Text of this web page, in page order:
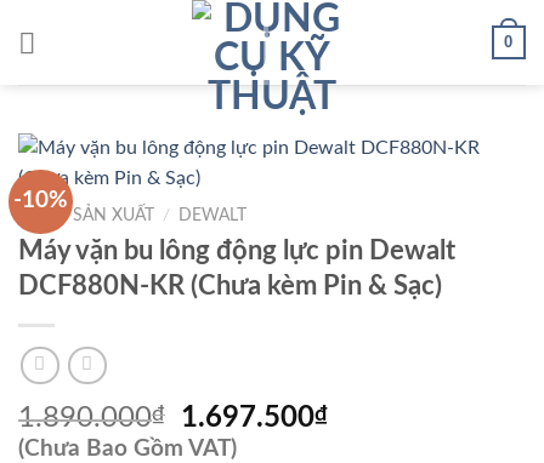
0
-10%
HÃNG SẢN XUẤT / DEWALT
Máy vặn bu lông động lực pin Dewalt
DCF880N-KR (Chưa kèm Pin & Sạc)
1.890.000₫
Giá
gốc
1.697.500₫Giá
(Chưa Bao Gồm VAT)